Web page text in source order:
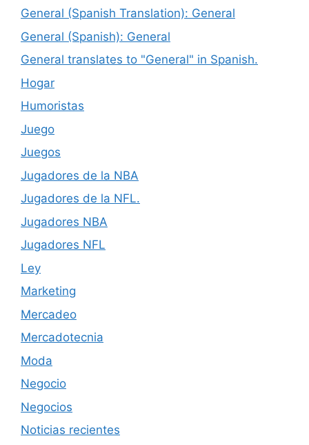
General (Spanish Translation): General
General (Spanish): General
General translates to "General" in Spanish.
Hogar
Humoristas
Juego
Juegos
Jugadores de la NBA
Jugadores de la NFL.
Jugadores NBA
Jugadores NFL
Ley
Marketing
Mercadeo
Mercadotecnia
Moda
Negocio
Negocios
Noticias recientes